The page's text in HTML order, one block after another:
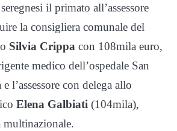
il primato all’assessore
la consigliera comunale del
Silvia Crippa con 108mila euro,
medico dell’ospedale San
l’assessore con delega allo
Elena Galbiati (104mila),